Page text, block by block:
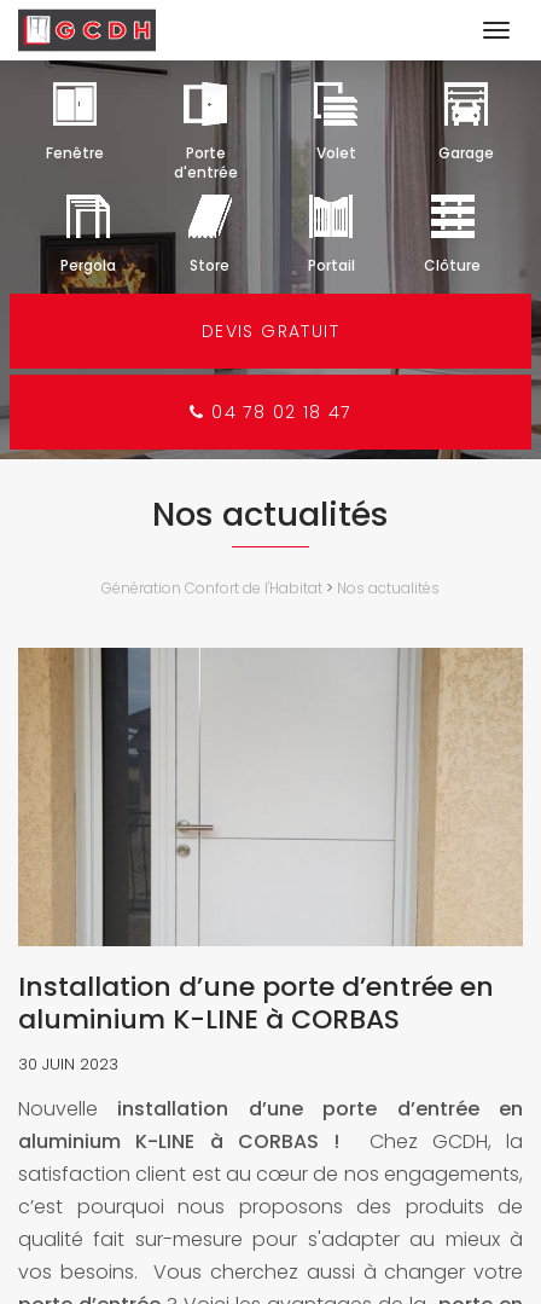
contenu
Fenêtre
Porte
d'entrée
Volet Garage
Pergola Store Portail Clôture
DEVIS GRATUIT
04 78 02 18 47
Nos actualités
Génération Confort de l'Habitat > Nos actualités
Installation d’une porte d’entrée en
aluminium K-LINE à CORBAS
30 JUIN 2023
Nouvelle installation d’une porte d’entrée en
aluminium K-LINE à CORBAS !
Chez GCDH, la
satisfaction client est au cœur de nos engagements,
c’est pourquoi nous proposons des produits de
qualité fait sur-mesure pour s'adapter au mieux à
vos besoins. Vous cherchez aussi à changer votre